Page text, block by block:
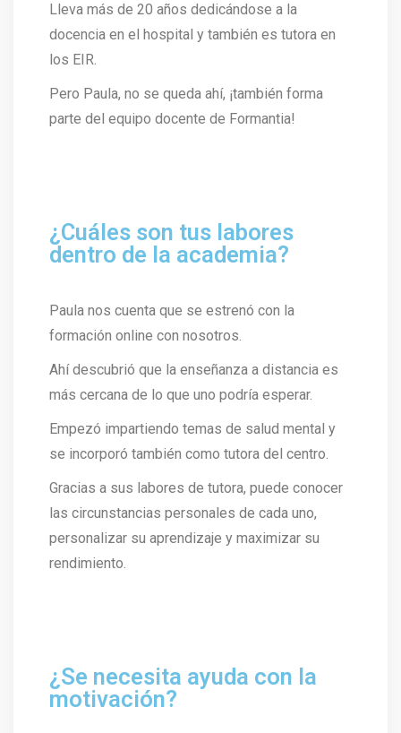
Lleva más de 20 años dedicándose a la
docencia en el hospital y también es tutora en
los EIR.
Pero Paula, no se queda ahí, ¡también forma
parte del equipo docente de Formantia!
¿Cuáles son tus labores
dentro de la academia?
Paula nos cuenta que se estrenó con la
formación online con nosotros.
Ahí descubrió que la enseñanza a distancia es
más cercana de lo que uno podría esperar.
Empezó impartiendo temas de salud mental y
se incorporó también como tutora del centro.
Gracias a sus labores de tutora, puede conocer
las circunstancias personales de cada uno,
personalizar su aprendizaje y maximizar su
rendimiento.
¿Se necesita ayuda con la
motivación?